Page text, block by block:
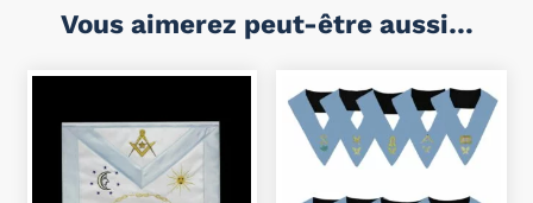
Vous aimerez peut-être aussi…